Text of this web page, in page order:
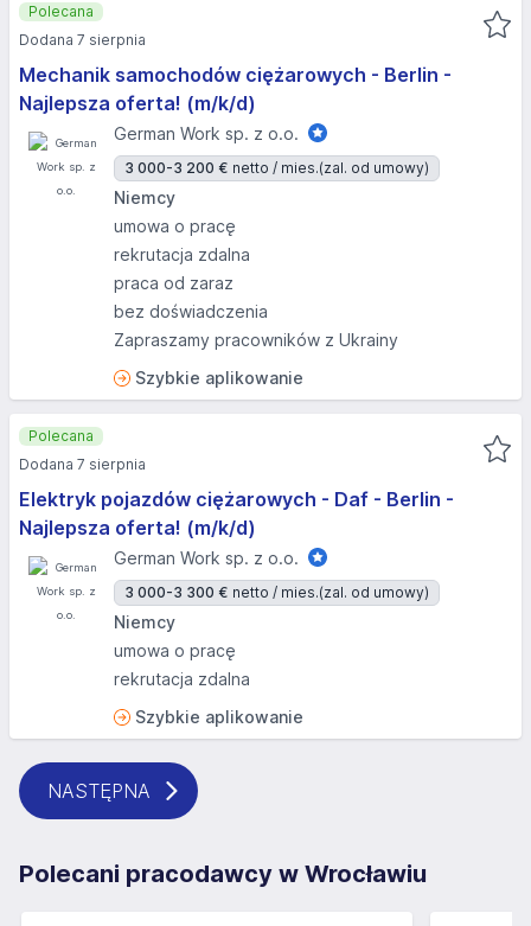
Mechanik samochodów ciężarowych - Berlin -
Najlepsza oferta! (m/k/d)
German Work sp. z o.o.
3 000-3 200 € netto / mies.(zal. od umowy)
Niemcy
umowa o pracę
rekrutacja zdalna
praca od zaraz
bez doświadczenia
Zapraszamy pracowników z Ukrainy
Szybkie aplikowanie
Polecana
Dodana 7 sierpnia
Elektryk pojazdów ciężarowych - Daf - Berlin -
Najlepsza oferta! (m/k/d)
German Work sp. z o.o.
3 000-3 300 € netto / mies.(zal. od umowy)
Niemcy
umowa o pracę
rekrutacja zdalna
Szybkie aplikowanie
Polecana
Dodana 7 sierpnia
NASTĘPNA
Polecani pracodawcy w Wrocławiu